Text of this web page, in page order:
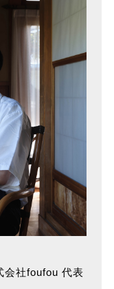
会社foufou 代表